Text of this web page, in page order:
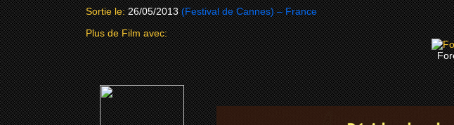
Sortie le: 26/05/2013 (Festival de Cannes) – France
Plus de Film avec: